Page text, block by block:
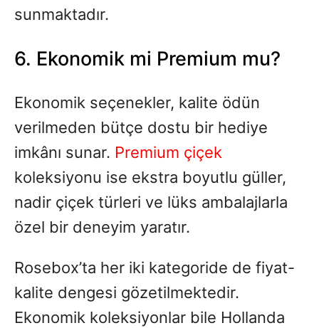
sunmaktadır.
6. Ekonomik mi Premium mu?
Ekonomik seçenekler, kalite ödün
verilmeden bütçe dostu bir hediye
imkânı sunar. Premium çiçek
koleksiyonu ise ekstra boyutlu güller,
nadir çiçek türleri ve lüks ambalajlarla
özel bir deneyim yaratır.
Rosebox’ta her iki kategoride de fiyat-
kalite dengesi gözetilmektedir.
Ekonomik koleksiyonlar bile Hollanda